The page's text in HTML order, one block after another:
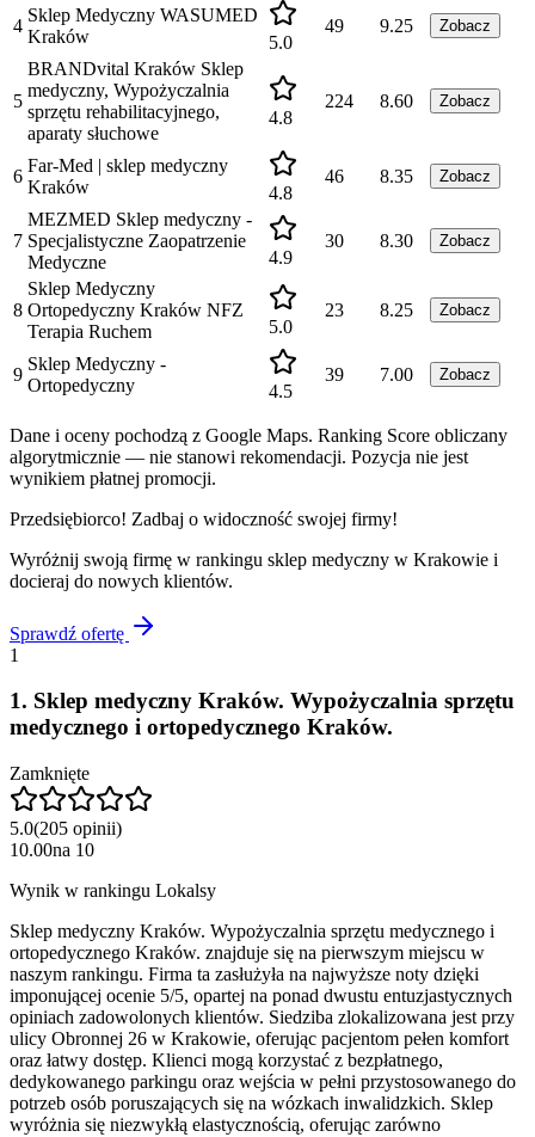
4
Sklep Medyczny WASUMED
Kraków
5.0
49 9.25 Zobacz
5
BRANDvital Kraków Sklep
medyczny, Wypożyczalnia
sprzętu rehabilitacyjnego,
aparaty słuchowe
4.8
224 8.60 Zobacz
6
Far-Med | sklep medyczny
Kraków
4.8
46 8.35 Zobacz
7
MEZMED Sklep medyczny -
Specjalistyczne Zaopatrzenie
Medyczne
4.9
30 8.30 Zobacz
8
Sklep Medyczny
Ortopedyczny Kraków NFZ
Terapia Ruchem
5.0
23 8.25 Zobacz
9
Sklep Medyczny -
Ortopedyczny
4.5
39 7.00 Zobacz
Dane i oceny pochodzą z Google Maps. Ranking Score obliczany
algorytmicznie — nie stanowi rekomendacji. Pozycja nie jest
wynikiem płatnej promocji.
Przedsiębiorco! Zadbaj o widoczność swojej firmy!
Wyróżnij swoją firmę w rankingu sklep medyczny w Krakowie i
docieraj do nowych klientów.
Sprawdź ofertę
1
1. Sklep medyczny Kraków. Wypożyczalnia sprzętu
medycznego i ortopedycznego Kraków.
Zamknięte
5.0(205 opinii)
10.00na 10
Wynik w rankingu Lokalsy
Sklep medyczny Kraków. Wypożyczalnia sprzętu medycznego i
ortopedycznego Kraków. znajduje się na pierwszym miejscu w
naszym rankingu. Firma ta zasłużyła na najwyższe noty dzięki
imponującej ocenie 5/5, opartej na ponad dwustu entuzjastycznych
opiniach zadowolonych klientów. Siedziba zlokalizowana jest przy
ulicy Obronnej 26 w Krakowie, oferując pacjentom pełen komfort
oraz łatwy dostęp. Klienci mogą korzystać z bezpłatnego,
dedykowanego parkingu oraz wejścia w pełni przystosowanego do
potrzeb osób poruszających się na wózkach inwalidzkich. Sklep
wyróżnia się niezwykłą elastycznością, oferując zarówno